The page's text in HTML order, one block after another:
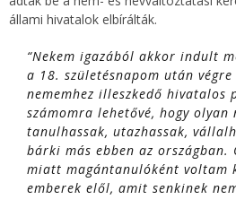
állami hivatalok elbírálták.
“Nekem igazából akkor indult
a 18. születésnapom után
nememhez illeszkedő hivatalos
számomra lehetővé, hogy olyan
tanulhassak, utazhassak,
bárki más ebben az országban.
miatt magántanulóként voltam
emberek elől, amit senkinek